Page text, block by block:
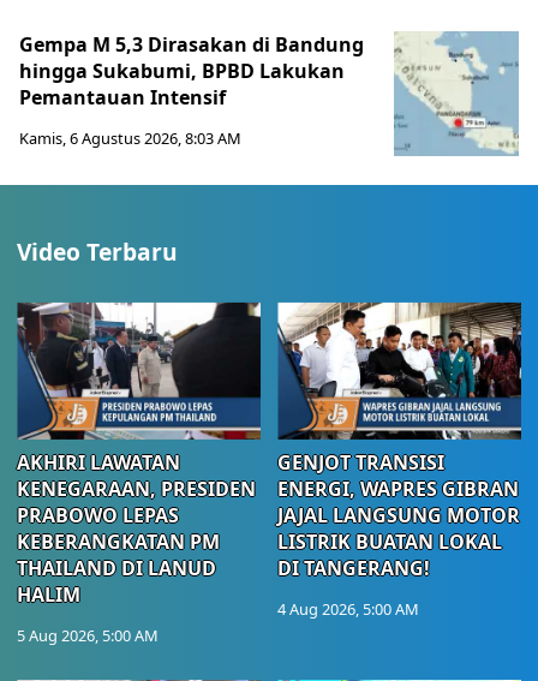
Gempa M 5,3 Dirasakan di Bandung
hingga Sukabumi, BPBD Lakukan
Pemantauan Intensif
Kamis, 6 Agustus 2026, 8:03 AM
Video Terbaru
AKHIRI LAWATAN
KENEGARAAN, PRESIDEN
PRABOWO LEPAS
KEBERANGKATAN PM
THAILAND DI LANUD
HALIM
5 Aug 2026, 5:00 AM
GENJOT TRANSISI
ENERGI, WAPRES GIBRAN
JAJAL LANGSUNG MOTOR
LISTRIK BUATAN LOKAL
DI TANGERANG!
4 Aug 2026, 5:00 AM